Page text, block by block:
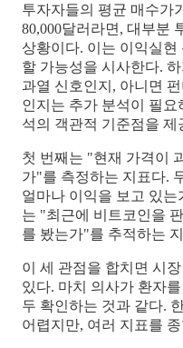
투자자들의 평균 매수가
80,000달러라면, 대부분
상황이다. 이는 이익실
할 가능성을 시사한다.
과열 신호인지, 아니면
인지는 추가 분석이 필
석의 객관적 기준점을 제
첫 번째는 "현재 가격이
가"를 측정하는 지표다.
얼마나 이익을 보고 있
는 "최근에 비트코인을
를 봤는가"를 추적하는
이 세 관점을 합치면 시
있다. 마치 의사가 환자
두 확인하는 것과 같다.
어렵지만, 여러 지표를